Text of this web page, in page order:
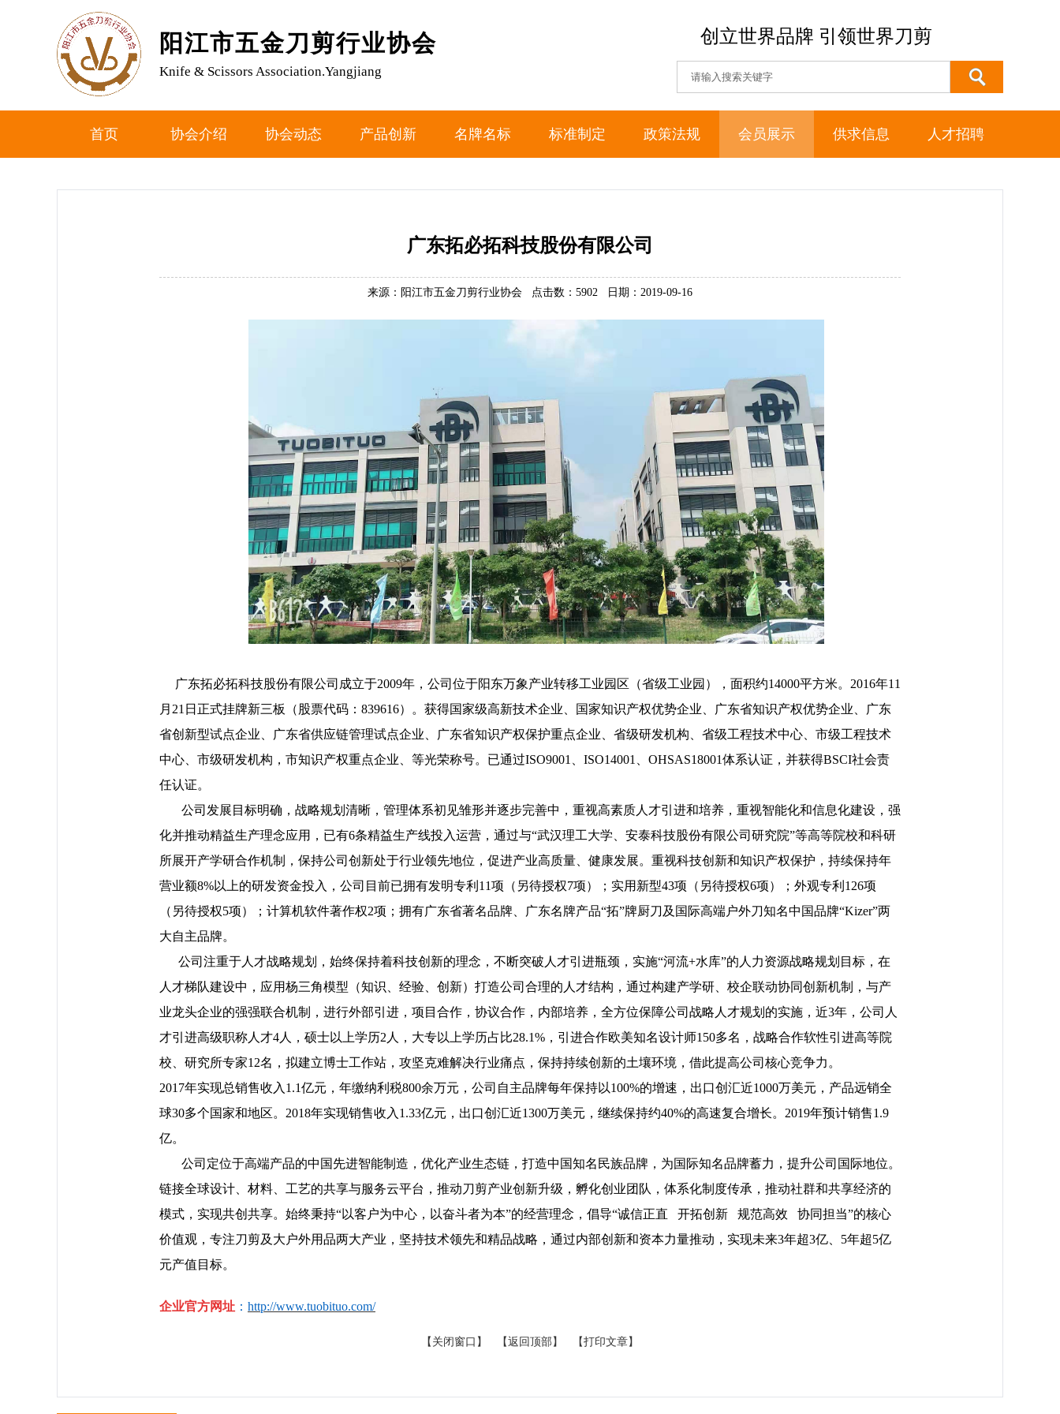
阳江市五金刀剪行业协会
Knife & Scissors Association.Yangjiang
创立世界品牌 引领世界刀剪
首页 协会介绍 协会动态 产品创新 名牌名标 标准制定 政策法规 会员展示 供求信息 人才招聘
广东拓必拓科技股份有限公司
来源：阳江市五金刀剪行业协会 点击数：5902 日期：2019-09-16
广东拓必拓科技股份有限公司成立于2009年，公司位于阳东万象产业转移工业园区（省级工业园），面积约14000平方米。2016年11
月21日正式挂牌新三板（股票代码：839616）。获得国家级高新技术企业、国家知识产权优势企业、广东省知识产权优势企业、广东
省创新型试点企业、广东省供应链管理试点企业、广东省知识产权保护重点企业、省级研发机构、省级工程技术中心、市级工程技术
中心、市级研发机构，市知识产权重点企业、等光荣称号。已通过ISO9001、ISO14001、OHSAS18001体系认证，并获得BSCI社会责
任认证。
公司发展 目标明确，战略规划清晰，管理体系初见雏形并逐步完善中，重视高素质人才引 进和培养， 重视智能化和信息化建设，强
化并推动精益生产理念应用，已有6条精益生产线投入运营，通过与“武汉理工大学、安泰科技股份有限公司研究院”等高等院校和科研
所展开产学研合作机制，保持公司创新处于行业领先地位，促进产业高质量、健康发展。重视科技创新和知识产权保护，持续保持年
营业额8%以上的研发资金投入，公司目前已拥有发明专利 11项 （另待授权7项） ；实用新型43项 （另待授权6项） ；外观专利 126项
（另待授权5项） ；计算机软件著作权2项 ；拥有广东省著名品牌、广东名牌产品“拓”牌厨刀及国际高端户外刀知名中国品牌“Kizer”两
大自主品牌。
公司注重于人才战略规划，始终保持着科技创新的理念，不断突破人才引进瓶颈，实施“河流+水库”的人力资源战略规划目标，在
人才梯队建设中，应用杨三角模型（知识、经验、创新）打造公司合理的人才结构，通过构建产学研、校企联动协同创新机制，与产
业龙头企业的强强联合机制，进行外部引进，项目合作，协议合作，内部培养，全方位保障公司战略人才规划的实施，近3年，公司人
才引进高级职称人才4人，硕士以上学历2 人，大专以上学历占比28.1%，引进合作欧美知名设计师1 50多名，战略合作软性引进高等院
校、研究所专家1 2名，拟建立博士工作站，攻坚克难解决行业痛点，保持持续创新的土壤环境，借此提高公司核心竞争力。
2017年实现总销售收入1.1亿元，年缴纳利税800余万元，公司自主品牌每年保持以100%的增速，出口创汇近1000万美元，产品远销全
球30多个国家和地区。2018年实现销售收入1.33亿元，出口创汇近1300万美元，继续保持约40%的高速复合增长。2019年预计销售1 .9
亿。
公司 定位于高端产品的中国先进智能制造，优化产业生态链，打造中国知名民族品牌，为国际知名品牌蓄力，提升公司国际地位。
链接全球设计、材料、工艺的共享与服务云平台，推动刀剪产业创新升级，孵化创业团队，体系化制度传承，推动社群和共享经济的
模式，实现共创共享。始终秉持“以客户为中心，以奋斗者为本”的经营理念，倡导“诚信正直 开拓创新 规范高效 协同担当”的核心
价值观，专注刀剪及大户外用品两大产业，坚持技术领先和精品战略，通过内部创新和资本力量推动，实现未来3年超3亿、5年超5亿
元产值目标。
企业官方网址 ： http://www.tuobituo.com/
【关闭窗口】 【返回顶部】 【打印文章】